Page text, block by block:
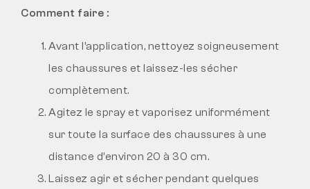
Comment faire :
Avant l’application, nettoyez soigneusement
les chaussures et laissez-les sécher
complètement.
Agitez le spray et vaporisez uniformément
sur toute la surface des chaussures à une
distance d’environ 20 à 30 cm.
Laissez agir et sécher pendant quelques